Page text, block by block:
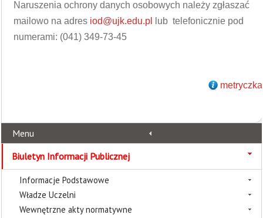
Naruszenia ochrony danych osobowych należy zgłaszać
mailowo na adres iod@ujk.edu.pl
lub telefonicznie pod
numerami: (041) 349-73-45
metryczka
Menu
Biuletyn Informacji Publicznej
Informacje Podstawowe
Władze Uczelni
Wewnętrzne akty normatywne